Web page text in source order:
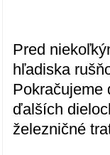
Pred
hľadiska
Pokračujeme
ďalších
železničné